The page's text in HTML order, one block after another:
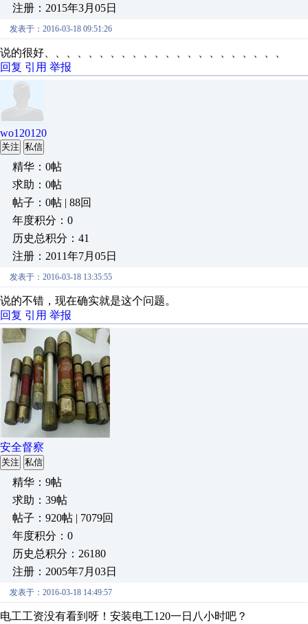
注册：2015年3月05日
发表于：2016-03-18 09:51:26
说的很好、、、、、、、、、、、、、、、、、、、、、、
回复 引用 举报
wo120120
关注 私信
精华：0帖
求助：0帖
帖子：0帖 | 88回
年度积分：0
历史总积分：41
注册：2011年7月05日
发表于：2016-03-18 13:35:55
说的不错，现在确实就是这个问题。
回复 引用 举报
安全督察
关注 私信
精华：9帖
求助：39帖
帖子：920帖 | 7079回
年度积分：0
历史总积分：26180
注册：2005年7月03日
发表于：2016-03-18 14:49:57
电工工资没有看到呀！安装电工120一日八小时吧？